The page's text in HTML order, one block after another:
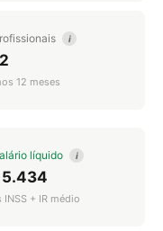
i
12 meses
líquido i
5.434
INSS + IR médio